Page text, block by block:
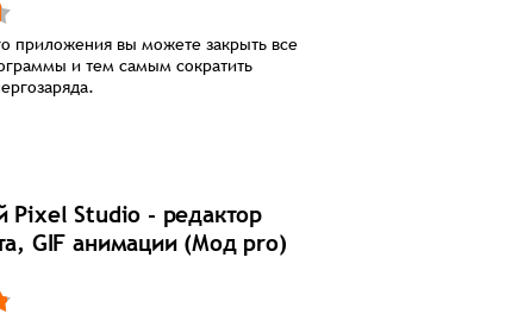
приложения вы можете закрыть все
и тем самым сократить
Pixel Studio - редактор
GIF анимации (Мод pro)